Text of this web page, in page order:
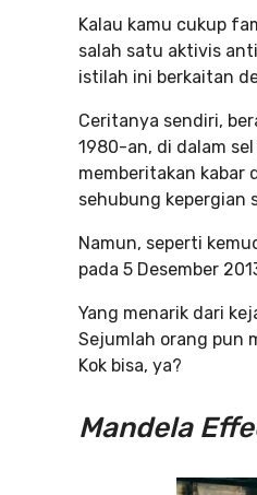
Kalau kamu cukup
salah satu aktivis
istilah ini berkaitan
Ceritanya sendiri,
1980-an, di dalam
memberitakan kabar
sehubung kepergian
Namun, seperti
pada 5 Desember
Yang menarik dari
Sejumlah orang pun
Kok bisa, ya?
Mandela